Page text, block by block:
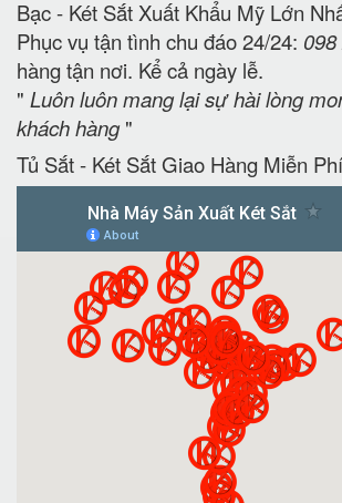
Bạc - Két Sắt Xuất Khẩu Mỹ Lớn
Phục vụ tận tình chu đáo 24/24:
hàng tận nơi. Kể cả ngày lễ.
" Luôn luôn mang lại sự hài lòng
khách hàng"
Tủ Sắt - Két Sắt Giao Hàng Miễn